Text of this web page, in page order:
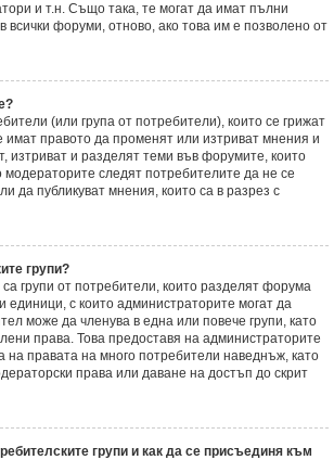
и т.н. Също така, те могат да имат пълни
всички форуми, отново, ако това им е позволено от
(или група от потребители), които се грижат
имат правото да променят или изтриват мнения и
изтриват и разделят теми във форумите, които
следят потребителите да не се
да публикуват мнения, които са в разрез с
групи?
са групи от потребители, които разделят форума
единици, с които администраторите могат да
може да членува в една или повече групи, като
права. Това предоставя на администраторите
на правата на много потребители наведнъж, като
права или даване на достъп до скрит
групи и как да се присъединя към